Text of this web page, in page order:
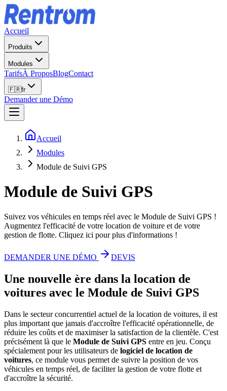
Accueil
Produits
Modules
TarifsÀ ProposBlogContact
🇫🇷fr
Demander une Démo
Accueil
Modules
Module de Suivi GPS
Module de Suivi GPS
Suivez vos véhicules en temps réel avec le Module de Suivi GPS !
Augmentez l'efficacité de votre location de voiture et de votre
gestion de flotte. Cliquez ici pour plus d'informations !
DEMANDER UNE DÉMO DEVIS
Une nouvelle ère dans la location de
voitures avec le Module de Suivi GPS
Dans le secteur concurrentiel actuel de la location de voitures, il est
plus important que jamais d'accroître l'efficacité opérationnelle, de
réduire les coûts et de maximiser la satisfaction de la clientèle. C'est
précisément là que le Module de Suivi GPS entre en jeu. Conçu
spécialement pour les utilisateurs de logiciel de location de
voitures, ce module vous permet de suivre la position de vos
véhicules en temps réel, de faciliter la gestion de votre flotte et
d'accroître la sécurité.